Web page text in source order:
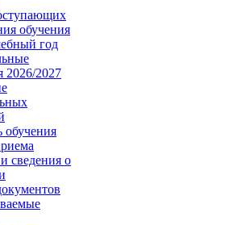
обучения
год
2026/2027
обучения
сведения о